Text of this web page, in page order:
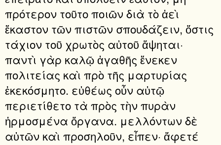
πρότερον τοῦτο ποιῶν διὰ τὸ ἀεὶ
ἕκαστον τῶν πιστῶν σπουδάζειν, ὅστις
τάχιον τοῦ χρωτὸς αὐτοῦ ἅψηται·
παντὶ γὰρ καλῷ ἀγαθῆς ἕνεκεν
πολιτείας καὶ πρὸ τῆς μαρτυρίας
ἐκεκόσμητο. εὐθέως οὖν αὐτῷ
περιετίθετο τὰ πρὸς τὴν πυρὰν
ἡρμοσμένα ὄργανα. μελλόντων δὲ
αὐτῶν καὶ προσηλοῦν, εἶπεν· ἄφετέ